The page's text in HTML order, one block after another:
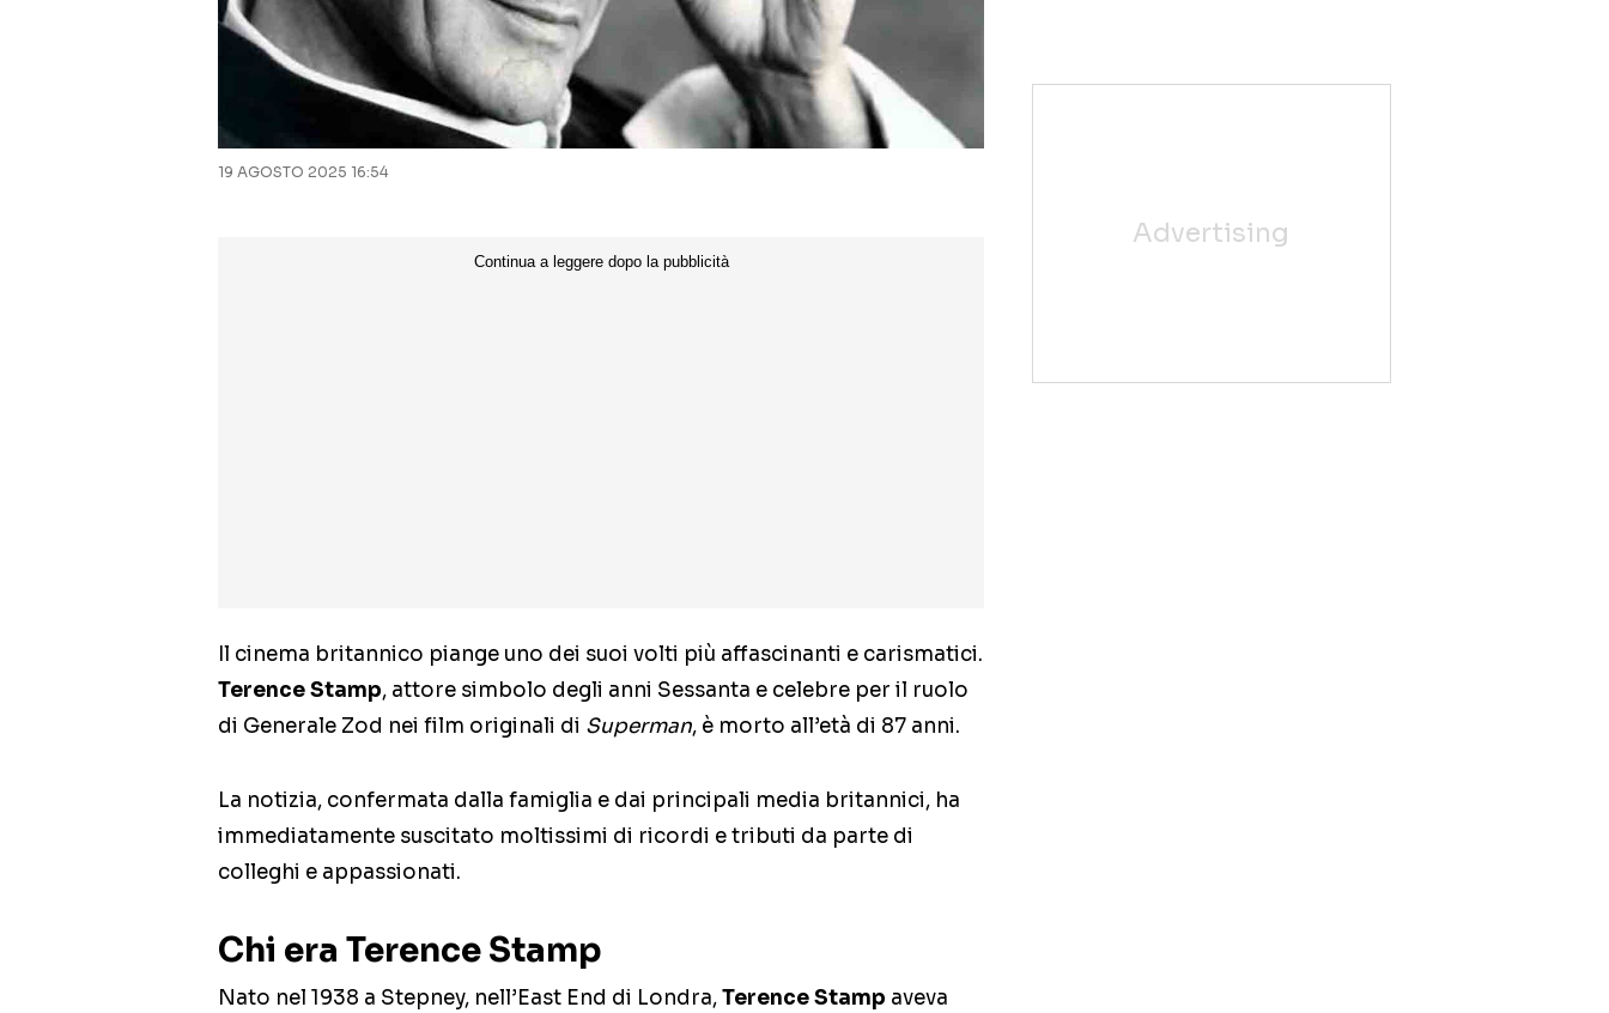
19 AGOSTO 2025 16:54
Il cinema britannico piange uno dei suoi volti più affascinanti e carismatici.
Terence Stamp, attore simbolo degli anni Sessanta e celebre per il ruolo
di Generale Zod nei film originali di Superman, è morto all’età di 87 anni.
La notizia, confermata dalla famiglia e dai principali media britannici, ha
immediatamente suscitato moltissimi di ricordi e tributi da parte di
colleghi e appassionati.
Chi era Terence Stamp
Nato nel 1938 a Stepney, nell’East End di Londra,Terence Stamp aveva